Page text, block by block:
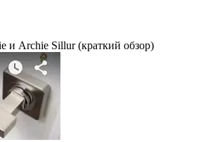
и Archie Sillur (краткий обзор)